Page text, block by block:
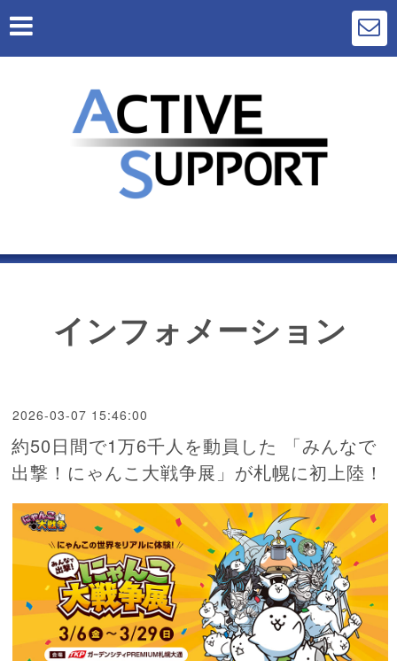
インフォメーション
2026-03-07 15:46:00
約50日間で1万6千人を動員した 「みんなで
出撃！にゃんこ大戦争展」が札幌に初上陸！